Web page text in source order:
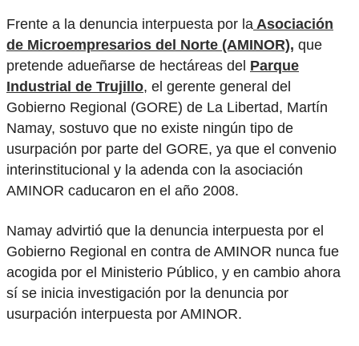
Frente a la denuncia interpuesta por la Asociación
de Microempresarios del Norte (AMINOR), que
pretende adueñarse de hectáreas del Parque
Industrial de Trujillo, el gerente general del
Gobierno Regional (GORE) de La Libertad, Martín
Namay, sostuvo que no existe ningún tipo de
usurpación por parte del GORE, ya que el convenio
interinstitucional y la adenda con la asociación
AMINOR caducaron en el año 2008.
Namay advirtió que la denuncia interpuesta por el
Gobierno Regional en contra de AMINOR nunca fue
acogida por el Ministerio Público, y en cambio ahora
sí se inicia investigación por la denuncia por
usurpación interpuesta por AMINOR.